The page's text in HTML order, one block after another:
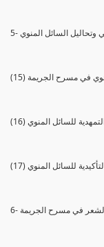
وتحاليل السائل المنوي
في مسرح الجريمة
التمهدية للسائل المنوي
التأكيدية للسائل المنوي
الشعر في مسرح الجريمة